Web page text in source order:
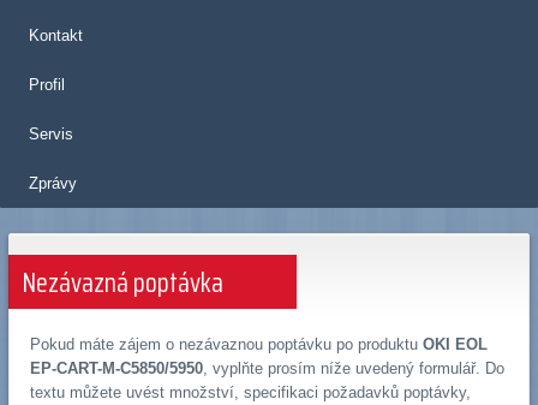
Kontakt
Profil
Servis
Zprávy
Nezávazná poptávka
Pokud máte zájem o nezávaznou poptávku po produktu OKI EOL
EP-CART-M-C5850/5950, vyplňte prosím níže uvedený formulář. Do
textu můžete uvést množství, specifikaci požadavků poptávky,